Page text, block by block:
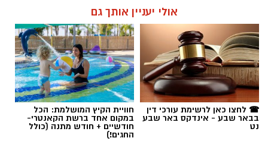
תגים:טיול
אולי יעניין אותך גם
☎ לחצו כאן לרשימת עורכי דין
בבאר שבע - אינדקס באר שבע
נט
חוויית הקיץ המושלמת: הכל
במקום אחד ברשת הקאנטרי-
חודשיים + חודש מתנה (כולל
החגים!)